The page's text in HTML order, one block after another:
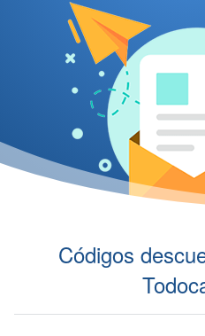
Códigos